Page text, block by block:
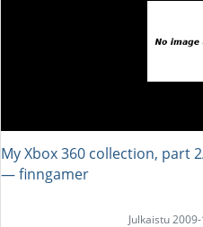
My Xbox 360 collection, part
― finngamer
Julkaistu